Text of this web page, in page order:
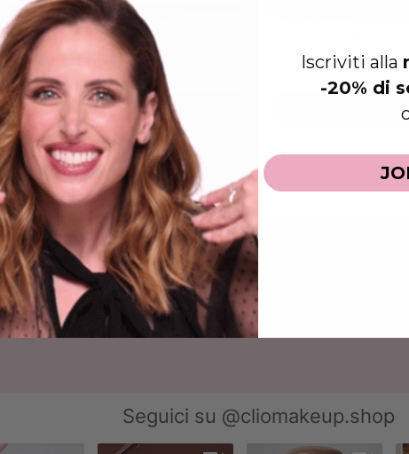
CREMA CONTORNO
OCCHI MY AGE BUT
BETTER
Formula 'pro-age' 3 in 1
€26.50
unico kit
La linea di prodotti ClioMakeUp nasce
insieme alla sua community: milioni di
usare, performanti e pensati per valorizzare
Seguici su @cliomakeup.shop
Iscriviti alla
-20% di